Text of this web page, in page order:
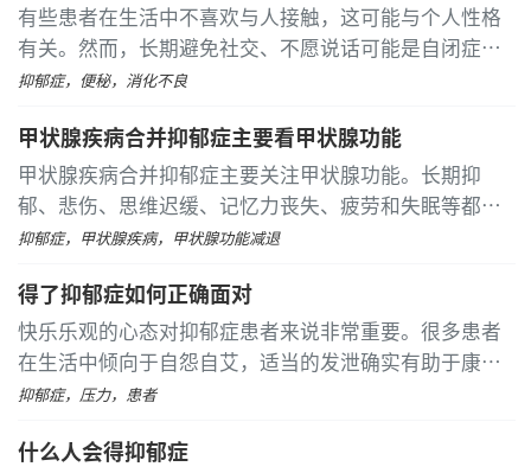
有些患者在生活中不喜欢与人接触，这可能与个人性格
有关。然而，长期避免社交、不愿说话可能是自闭症的
表现，这种情况多见于儿童，而成年人出现类似症状则
度嗜睡外，还会有其他多种表现...[详细]
抑郁症，便秘，消化不良
甲状腺疾病合并抑郁症主要看甲状腺功能
甲状腺疾病合并抑郁症主要关注甲状腺功能。长期抑
郁、悲伤、思维迟缓、记忆力丧失、疲劳和失眠等都是
抑郁症的征兆。患者容易产生自杀念头，研究显示，抑
抑郁症，甲状腺疾病，甲状腺功能减退
得了抑郁症如何正确面对
快乐乐观的心态对抑郁症患者来说非常重要。很多患者
在生活中倾向于自怨自艾，适当的发泄确实有助于康
复，但无休止的抱怨只会增加心理负担，影响人际关系
受他人的善意...[详细]
抑郁症，压力，患者
什么人会得抑郁症